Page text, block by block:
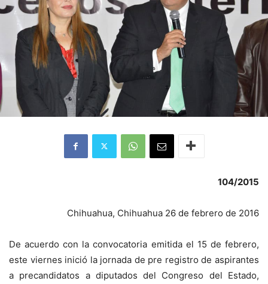
104/2015
Chihuahua, Chihuahua 26 de febrero de 2016
De acuerdo con la convocatoria emitida el 15 de febrero,
este viernes inició la jornada de pre registro de aspirantes
a precandidatos a diputados del Congreso del Estado,